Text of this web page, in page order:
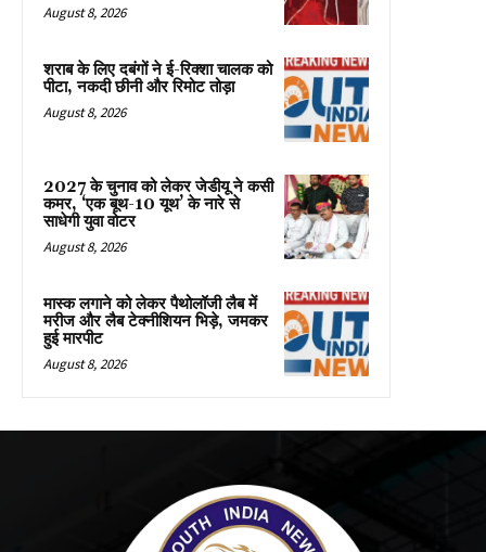
August 8, 2026
शराब के लिए दबंगों ने ई-रिक्शा चालक को
पीटा, नकदी छीनी और रिमोट तोड़ा
August 8, 2026
2027 के चुनाव को लेकर जेडीयू ने कसी
कमर, ‘एक बूथ-10 यूथ’ के नारे से
साधेगी युवा वोटर
August 8, 2026
मास्क लगाने को लेकर पैथोलॉजी लैब में
मरीज और लैब टेक्नीशियन भिड़े, जमकर
हुई मारपीट
August 8, 2026